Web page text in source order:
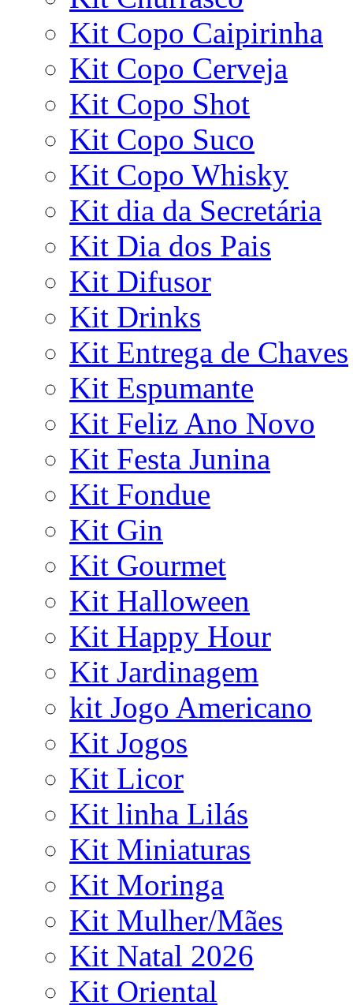
Kit Copo Caipirinha
Kit Copo Cerveja
Kit Copo Shot
Kit Copo Suco
Kit Copo Whisky
Kit dia da Secretária
Kit Dia dos Pais
Kit Difusor
Kit Drinks
Kit Entrega de Chaves
Kit Espumante
Kit Feliz Ano Novo
Kit Festa Junina
Kit Fondue
Kit Gin
Kit Gourmet
Kit Halloween
Kit Happy Hour
Kit Jardinagem
kit Jogo Americano
Kit Jogos
Kit Licor
Kit linha Lilás
Kit Miniaturas
Kit Moringa
Kit Mulher/Mães
Kit Natal 2026
Kit Oriental